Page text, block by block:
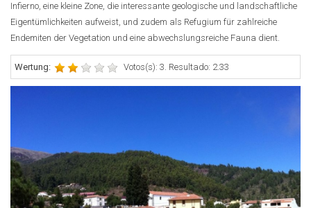
Infierno, eine kleine Zone, die interessante geologische und landschaftliche
Eigentümlichkeiten aufweist, und zudem als Refugium für zahlreiche
Endemiten der Vegetation und eine abwechslungsreiche Fauna dient.
Wertung: Votos(s): 3. Resultado: 2.33